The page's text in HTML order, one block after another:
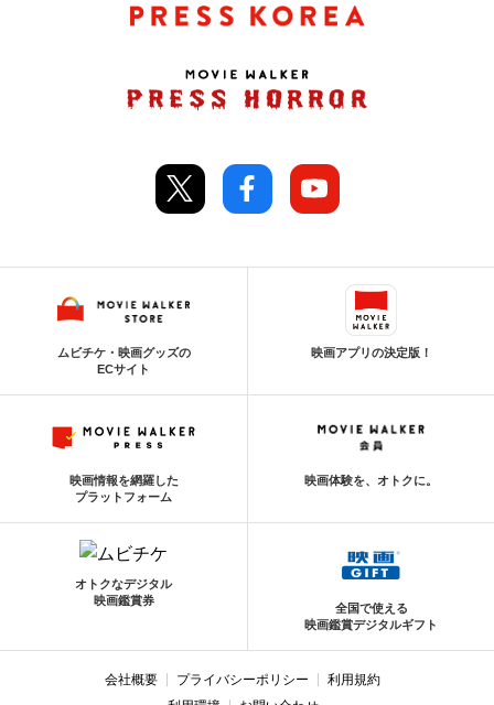
ムビチケ・映画グッズの
ECサイト
映画アプリの決定版！
映画情報を網羅した
プラットフォーム
映画体験を、オトクに。
オトクなデジタル
映画鑑賞券
全国で使える
映画鑑賞デジタルギフト
会社概要 プライバシーポリシー
利用規約